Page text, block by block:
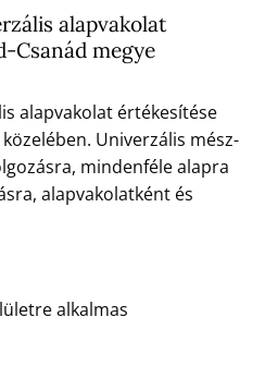
alapvakolat
Csanád megye
alapvakolat értékesítése
Univerzális mész-
mindenféle alapra
alapvakolatként és
alkalmas